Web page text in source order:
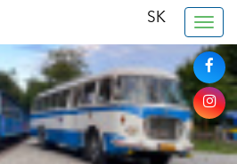
SK